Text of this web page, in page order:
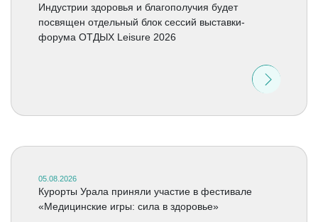
Индустрии здоровья и благополучия будет
посвящен отдельный блок сессий выставки-
форума ОТДЫХ Leisure 2026
05.08.2026
Курорты Урала приняли участие в фестивале
«Медицинские игры: сила в здоровье»